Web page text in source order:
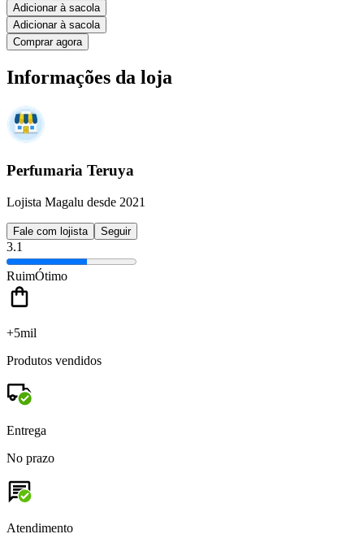
Adicionar à sacola
Adicionar à sacola
Comprar agora
Informações da loja
Perfumaria Teruya
Lojista Magalu desde 2021
Fale com lojista Seguir
3.1
RuimÓtimo
+5mil
Produtos vendidos
Entrega
No prazo
Atendimento